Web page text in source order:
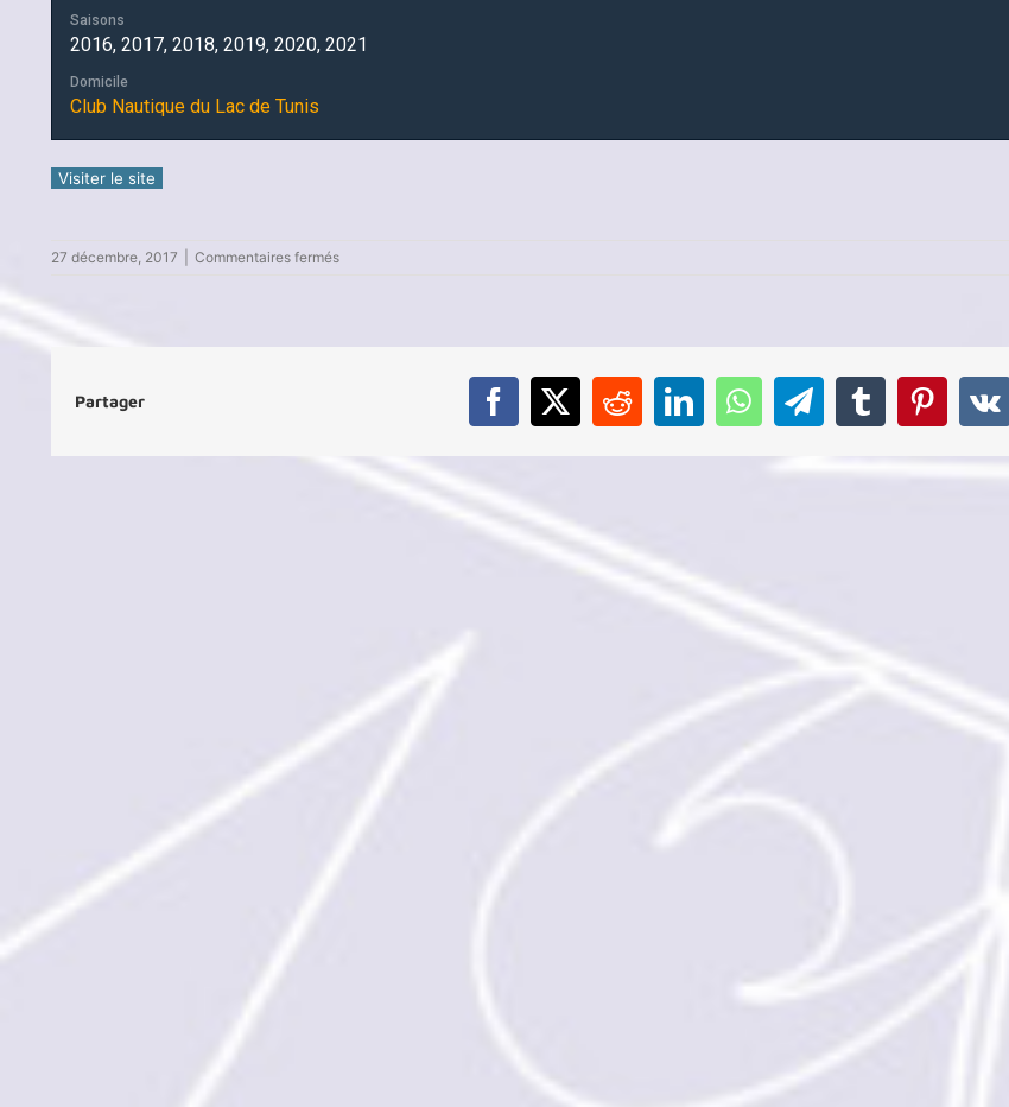
Saisons
2016, 2017, 2018, 2019, 2020, 2021
Domicile
Club Nautique du Lac de Tunis
27 décembre, 2017 Commentaires ferméssur
Partager Facebook
X RedditLinkedInWhatsApp
TelegramTumblrPinterest
Vk